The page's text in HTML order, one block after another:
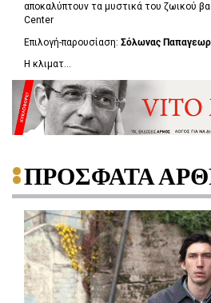
αποκαλύπτουν τα μυστικά του ζωικού
Center
Επιλογή-παρουσίαση: Σόλωνας
Η κλιματ...
ΠΡΟΣΦΑΤΑ